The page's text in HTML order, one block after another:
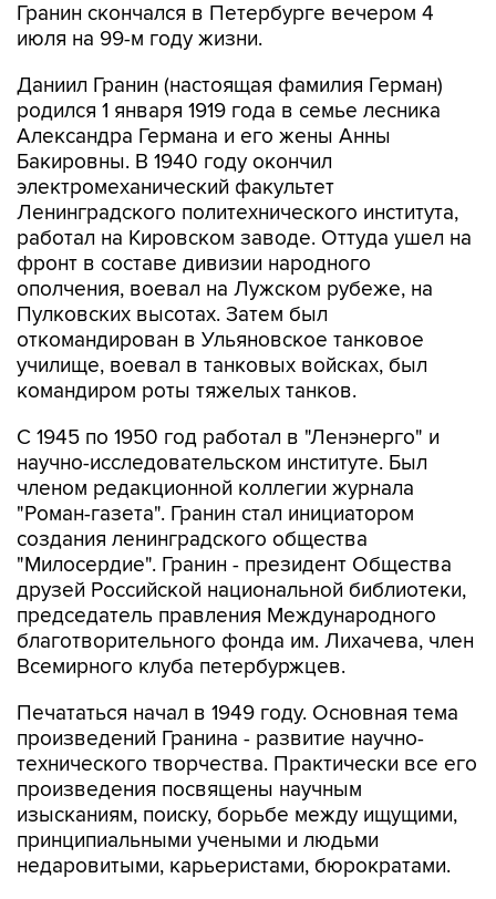
Гранин скончался в Петербурге вечером 4
июля на 99-м году жизни.
Даниил Гранин (настоящая фамилия Герман)
родился 1 января 1919 года в семье лесника
Александра Германа и его жены Анны
Бакировны. В 1940 году окончил
электромеханический факультет
Ленинградского политехнического института,
работал на Кировском заводе. Оттуда ушел на
фронт в составе дивизии народного
ополчения, воевал на Лужском рубеже, на
Пулковских высотах. Затем был
откомандирован в Ульяновское танковое
училище, воевал в танковых войсках, был
командиром роты тяжелых танков.
С 1945 по 1950 год работал в "Ленэнерго" и
научно-исследовательском институте. Был
членом редакционной коллегии журнала
"Роман-газета". Гранин стал инициатором
создания ленинградского общества
"Милосердие". Гранин - президент Общества
друзей Российской национальной библиотеки,
председатель правления Международного
благотворительного фонда им. Лихачева, член
Всемирного клуба петербуржцев.
Печататься начал в 1949 году. Основная тема
произведений Гранина - развитие научно-
технического творчества. Практически все его
произведения посвящены научным
изысканиям, поиску, борьбе между ищущими,
принципиальными учеными и людьми
недаровитыми, карьеристами, бюрократами.